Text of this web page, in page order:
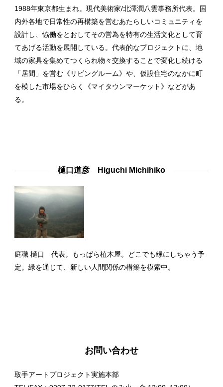
1988年東京都生まれ。現代美術家/北澤潤八雲事務所代表。国
内外各地で日常性の再構築を営むあたらしいコミュニティを
設計し、恊働をとおしてその営為を特有の生活文化として育
てあげる活動を展開している。代表的なプロジェクトに、地
域の家具を集めてつくられ物々交換することで変化し続ける
「居間」を営む《リビングルーム》や、仮設住宅のなかに町
を模した市場をひらく《マイタウンマーケット》などがあ
る。
樋口道彦 Higuchi Michihiko
庭職 樋口 代表。もっぱら植木屋。どこでも緑にしちゃう予
定。緑を通じて、新しい人間関係の構築を模索中。
お問い合わせ
取手アートプロジェクト実施本部